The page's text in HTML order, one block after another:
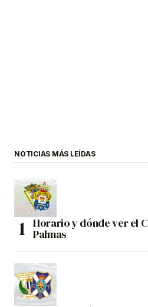
NOTICIAS MÁS LEÍDAS
Horario y dónde ver el
Palmas